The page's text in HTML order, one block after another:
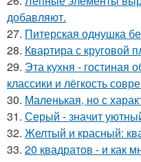
добавляют.
27. Питерская однушка
28. Квартира с круговой
29. Эта кухня - гостиная
классики и лёгкость
30. Маленькая, но с
31. Серый - значит
32. Желтый и красный:
33. 20 квадратов - и как